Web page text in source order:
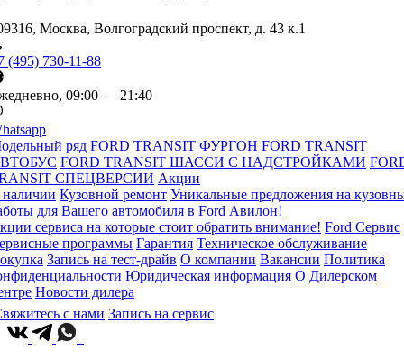
Москва, Волгоградский проспект, д. 43 к.1
(495) 730-11-88
09:00 — 21:40
ряд FORD TRANSIT ФУРГОН FORD TRANSIT
FORD TRANSIT ШАССИ С НАДСТРОЙКАМИ
СПЕЦВЕРСИИ Акции
Кузовной ремонт Уникальные предложения на
для Вашего автомобиля в Ford Авилон!
сервиса на которые стоит обратить внимание! Ford Сервис
программы Гарантия Техническое обслуживание
Запись на тест-драйв О компании Вакансии Политика
Юридическая информация О Дилерском
Новости дилера
с нами Запись на сервис